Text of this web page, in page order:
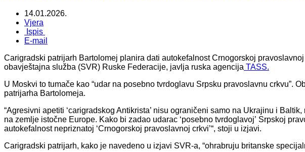
14.01.2026.
Vjera
Ispis
E-mail
Carigradski patrijarh Bartolomej planira dati autokefalnost Crnogorskoj
obavještajna služba (SVR) Ruske Federacije, javlja ruska agencija TASS.
U Moskvi to tumače kao “udar na posebno tvrdoglavu Srpsku pravoslavnu crkvu”.
patrijarha Bartolomeja.
“Agresivni apetiti ‘carigradskog Antikrista’ nisu ograničeni samo na Ukrajinu i
na zemlje istočne Europe. Kako bi zadao udarac ‘posebno tvrdoglavoj’ Srpskoj
autokefalnost nepriznatoj ‘Crnogorskoj pravoslavnoj crkvi’“, stoji u izjavi.
Carigradski patrijarh, kako je navedeno u izjavi SVR-a, “ohrabruju britanske